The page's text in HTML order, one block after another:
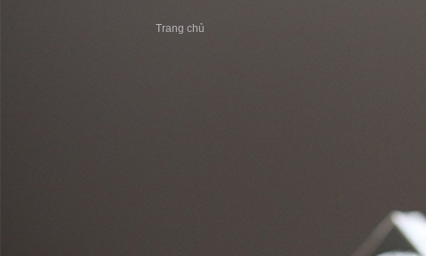
Trang chủ